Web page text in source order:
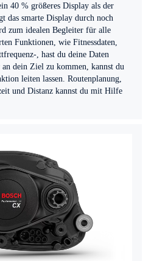
40 % größeres Display als der
das smarte Display durch noch
zum idealen Begleiter für alle
Funktionen, wie Fitnessdaten,
, hast du deine Daten
dein Ziel zu kommen, kannst du
leiten lassen. Routenplanung,
und Distanz kannst du mit Hilfe